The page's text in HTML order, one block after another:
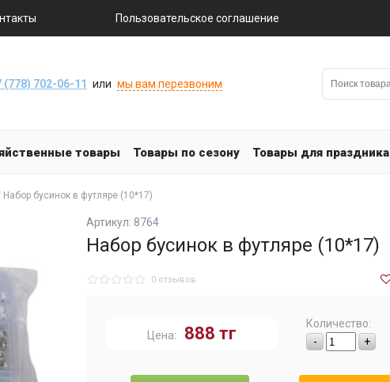
Пользовательское соглашение
(778) 702-06-11 или мы вам перезвоним
товары Товары по сезону Товары для праздника
бусинок в футляре (10*17)
Артикул: 8764
Набор бусинок в футляре (10*17)
0 отзывов
Цена: 888 тг
Количество:
-
+